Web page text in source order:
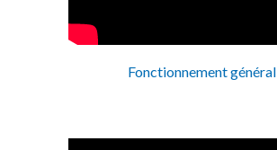
Fonctionnement général